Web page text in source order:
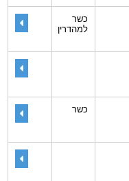
כשר
למהדרין
כשר